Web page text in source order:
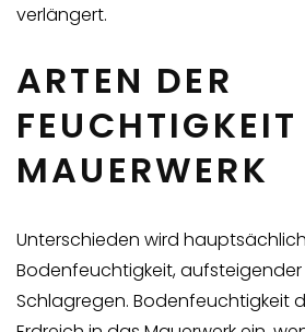
verlängert.
ARTEN DER
MAUERWERK
Unterschieden wird
Bodenfeuchtigkeit,
Schlagregen. Bodenfeuchtigkeit